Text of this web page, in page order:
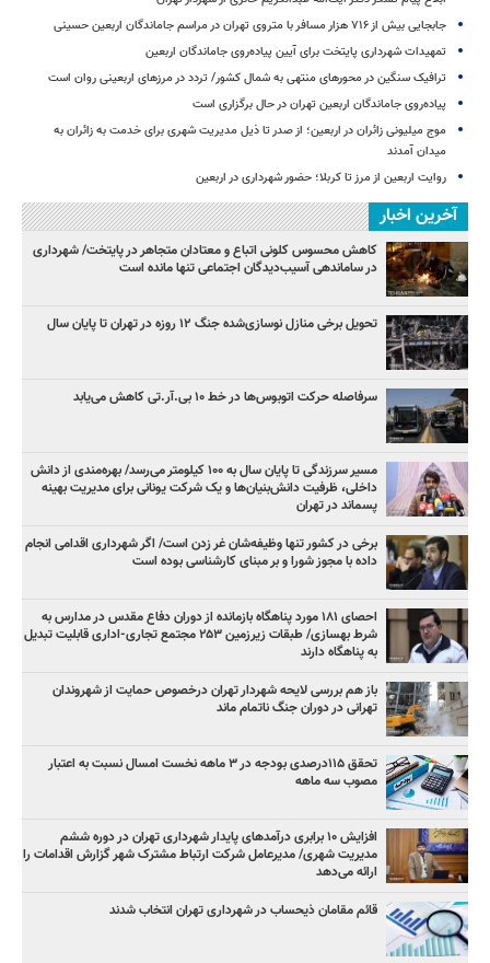
جابجایی بیش از ۷۱۶ هزار مسافر با متروی تهران در مراسم جاماندگان اربعین حسینی
تمهیدات شهرداری پایتخت برای آیین پیاده‌روی جاماندگان اربعین
ترافیک سنگین در محورهای منتهی به شمال کشور/ تردد در مرزهای اربعینی روان است
پیاده‌روی جاماندگان اربعین تهران در حال برگزاری است
موج میلیونی زائران در اربعین؛ از صدر تا ذیل مدیریت شهری برای خدمت به زائران به
میدان آمدند
روایت اربعین از مرز تا کربلا؛ حضور شهرداری در اربعین
آخرین اخبار
کاهش محسوس کلونی اتباع و معتادان متجاهر در پایتخت/ شهرداری
در ساماندهی آسیب‌دیدگان اجتماعی تنها مانده است
تحویل برخی منازل نوسازی‌شده جنگ ۱۲ روزه در تهران تا پایان سال
سرفاصله حرکت اتوبوس‌ها در خط ۱۰ بی‌.آر.تی کاهش می‌یابد
مسیر سرزندگی تا پایان سال به ۱۰۰ کیلومتر می‌رسد/ بهره‌مندی از دانش
داخلی، ظرفیت دانش‌بنیان‌ها و یک شرکت یونانی برای مدیریت بهینه
پسماند در تهران
برخی در کشور تنها وظیفه‌شان غر زدن است/ اگر شهرداری اقدامی انجام
داده با مجوز شورا و بر مبنای کارشناسی بوده است
احصای ۱۸۱ مورد پناهگاه بازمانده از دوران دفاع مقدس در مدارس به
شرط بهسازی/ طبقات زیرزمین ۲۵۳ مجتمع تجاری-اداری قابلیت تبدیل
به پناهگاه دارند
باز هم بررسی لایحه شهردار تهران درخصوص حمایت از شهروندان
تهرانی در دوران جنگ ناتمام ماند
تحقق ۱۱۵درصدی بودجه در ۳ ماهه نخست امسال نسبت به اعتبار
مصوب سه ماهه
افزایش ۱۰ برابری درآمدهای پایدار شهرداری تهران در دوره ششم
مدیریت شهری/ مدیرعامل شرکت ارتباط مشترک شهر گزارش اقدامات را
ارائه می‌دهد
قائم مقامان ذیحساب در شهرداری تهران انتخاب شدند